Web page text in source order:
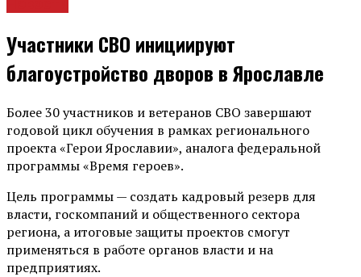
Участники СВО инициируют
благоустройство дворов в Ярославле
Более 30 участников и ветеранов СВО завершают
годовой цикл обучения в рамках регионального
проекта «Герои Ярославии», аналога федеральной
программы «Время героев».
Цель программы — создать кадровый резерв для
власти, госкомпаний и общественного сектора
региона, а итоговые защиты проектов смогут
применяться в работе органов власти и на
предприятиях.